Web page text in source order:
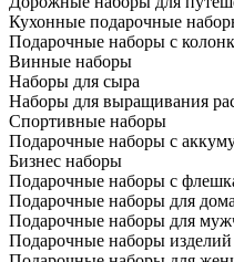
Кухонные подарочные
Подарочные наборы с
Винные наборы
Наборы для сыра
Наборы для выращивания
Спортивные наборы
Подарочные наборы с
Бизнес наборы
Подарочные наборы с
Подарочные наборы для дома
Подарочные наборы для
Подарочные наборы